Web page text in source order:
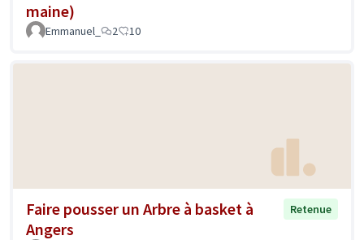
maine)
Emmanuel_ 2 10
Faire pousser un Arbre à basket à
Angers
Retenue